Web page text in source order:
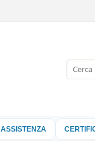
ASSISTENZA